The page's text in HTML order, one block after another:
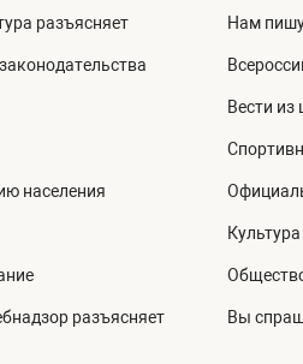
разъясняет
населения
разъясняет
Нам
Вести
Культура
Вы